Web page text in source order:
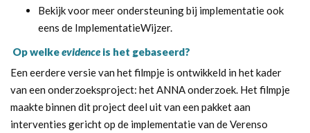
Bekijk voor meer ondersteuning bij implementatie ook
eens de ImplementatieWijzer.
Op welkeevidence is het gebaseerd?
Een eerdere versie van het filmpje is ontwikkeld in het kader
van een onderzoeksproject: het ANNA onderzoek . Het filmpje
maakte binnen dit project deel uit van een pakket aan
interventies gericht op de implementatie van de Verenso